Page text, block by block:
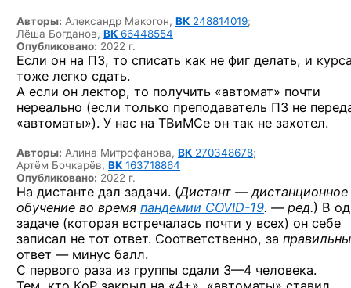
Авторы: Александр Макогон, ВК 248814019;
Лёша Богданов, ВК 66448554
Опубликовано: 2022 г.
Если он на ПЗ, то списать как не фиг делать, и
тоже легко сдать.
А если он лектор, то получить «автомат» почти
нереально (если только преподаватель ПЗ не
«автоматы»). У нас на ТВиМСе он так не захотел.
Авторы: Алина Митрофанова, ВК 270348678;
Артём Бочкарёв, ВК 163718864
Опубликовано: 2022 г.
На дистанте дал задачи. (Дистант — дистанционное
обучение во время пандемии COVID-19. — ред.) В
задаче (которая встречалась почти у всех) он себе
записал не тот ответ. Соответственно, за
ответ — минус балл.
С первого раза из группы сдали 3—4 человека.